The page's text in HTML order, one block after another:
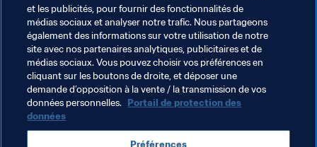
niveaux et à donner à toujours plus de jeunes filles et de
femmes la possibilité de jouer au football. Merci à eux,
vraiment."
Thèmes en lien
Commercial Organisation
et les publicités, pour fournir des fonctionnalités de
médias sociaux et analyser notre trafic. Nous partageons
également des informations sur votre utilisation de notre
site avec nos partenaires analytiques, publicitaires et de
médias sociaux. Vous pouvez choisir vos préférences en
cliquant sur les boutons de droite, et déposer une
demande d’opposition à la vente / la transmission de vos
données personnelles. Portail de protection des
données
Préférences